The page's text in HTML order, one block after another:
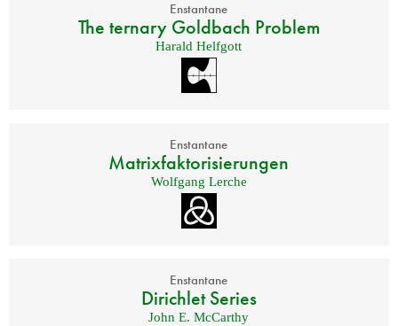
Enstantane
The ternary Goldbach Problem
Harald Helfgott
Enstantane
Matrixfaktorisierungen
Wolfgang Lerche
Enstantane
Dirichlet Series
John E. McCarthy